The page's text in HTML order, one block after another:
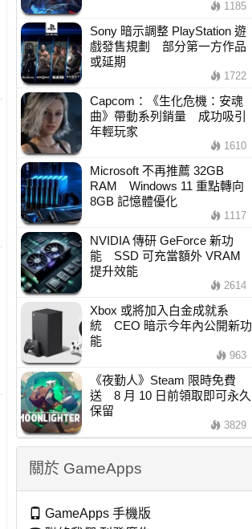
1185
Sony 暗示調整 PlayStation 遊
戲發售規劃 部分第一方作品
或延期
1722
Capcom：《生化危機：安魂
曲》帶動系列銷量 成功吸引
年輕玩家
1610
Microsoft 不再推薦 32GB
RAM Windows 11 重點轉向
8GB 記憶體優化
1117
NVIDIA 傳研 GeForce 新功
能 SSD 可充當額外 VRAM
提升效能
2614
Xbox 或將加入白金成就系
統 CEO 暗示今年內公開新功
能
963
《夜勤人》Steam 限時免費
送 8 月 10 日前領取即可永久
保留
3829
關於 GameApps
GameApps 手機版